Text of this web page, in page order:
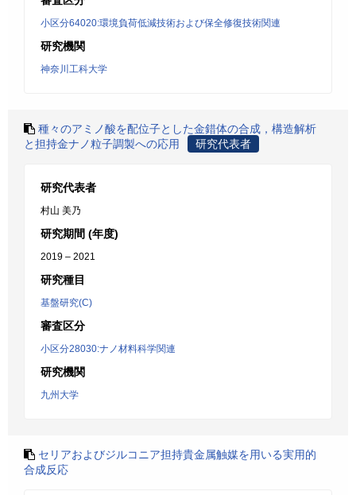
小区分64020:環境負荷低減技術および保全修復技術関連
研究機関
神奈川工科大学
種々のアミノ酸を配位子とした金錯体の合成，構造解析
と担持金ナノ粒子調製への応用
研究代表者
研究代表者
村山 美乃
研究期間 (年度)
2019 – 2021
研究種目
基盤研究(C)
審査区分
小区分28030:ナノ材料科学関連
研究機関
九州大学
セリアおよびジルコニア担持貴金属触媒を用いる実用的
合成反応